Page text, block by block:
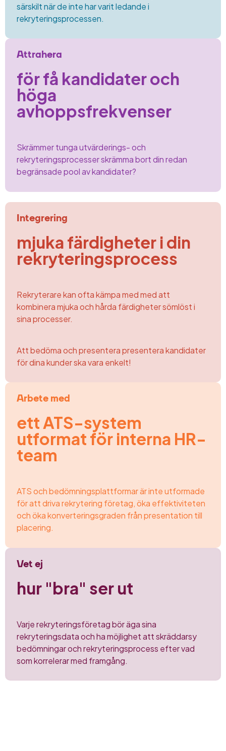
särskilt när de inte har varitledande i
rekryteringsprocessen.
Attrahera
för få kandidater och
höga
avhoppsfrekvenser
Skrämmer tunga utvärderings- och
rekryteringsprocesser skrämma bortdin redan
begränsade poolav kandidater?
Integrering
mjuka färdigheter i din
rekryteringsprocess
Rekryterare kan ofta kämpa medmed att
kombinera mjuka och hårda färdighetersömlöst i
sinaprocesser.
Att bedöma och presenterapresentera kandidater
för dina kunder ska vara enkelt!
Arbete med
ett ATS-system
utformat för interna HR-
team
ATS och bedömningsplattformarär inte utformade
för att drivarekrytering företag,öka effektiviteten
ochöka konverteringsgraden från presentation till
placering.
Vet ej
hur "bra" ser ut
Varje rekryteringsföretag böräga sina
rekryteringsdataoch ha möjlighet att skräddarsy
bedömningar ochrekryteringsprocess efter vad
somkorrelerar med framgång.